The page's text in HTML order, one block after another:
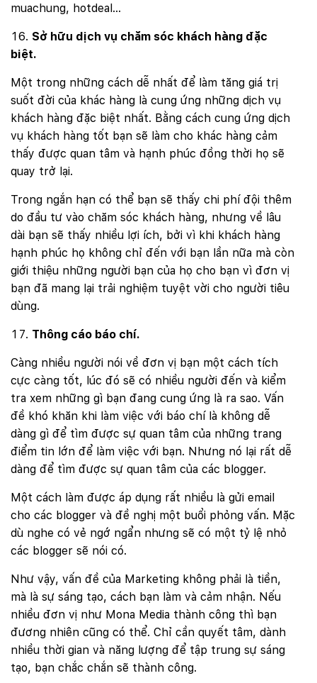
muachung, hotdeal…
Sở hữu dịch vụ chăm sóc khách hàng đặc
biệt.
Một trong những cách dễ nhất để làm tăng giá trị
suốt đời của khác hàng là cung ứng những dịch vụ
khách hàng đặc biệt nhất. Bằng cách cung ứng dịch
vụ khách hàng tốt bạn sẽ làm cho khác hàng cảm
thấy được quan tâm và hạnh phúc đồng thời họ sẽ
quay trở lại.
Trong ngắn hạn có thể bạn sẽ thấy chi phí đội thêm
do đầu tư vào chăm sóc khách hàng, nhưng về lâu
dài bạn sẽ thấy nhiều lợi ích, bởi vì khi khách hàng
hạnh phúc họ không chỉ đến với bạn lần nữa mà còn
giới thiệu những người bạn của họ cho bạn vì đơn vị
bạn đã mang lại trải nghiệm tuyệt vời cho người tiêu
dùng.
Thông cáo báo chí.
Càng nhiều người nói về đơn vị bạn một cách tích
cực càng tốt, lúc đó sẽ có nhiều người đến và kiểm
tra xem những gì bạn đang cung ứng là ra sao. Vấn
đề khó khăn khi làm việc với báo chí là không dễ
dàng gì để tìm được sự quan tâm của những trang
điểm tin lớn để làm việc với bạn. Nhưng nó lại rất dễ
dàng để tìm được sự quan tâm của các blogger.
Một cách làm được áp dụng rất nhiều là gửi email
cho các blogger và đề nghị một buổi phỏng vấn. Mặc
dù nghe có vẻ ngớ ngẩn nhưng sẽ có một tỷ lệ nhỏ
các blogger sẽ nói có.
Như vậy, vấn đề của Marketing không phải là tiền,
mà là sự sáng tạo, cách bạn làm và cảm nhận. Nếu
nhiều đơn vị như Mona Media thành công thì bạn
đương nhiên cũng có thể. Chỉ cần quyết tâm, dành
nhiều thời gian và năng lượng để tập trung sự sáng
tạo, bạn chắc chắn sẽ thành công.